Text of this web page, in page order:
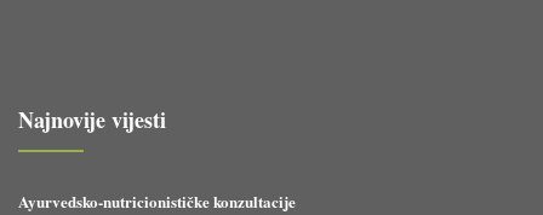
Najnovije vijesti
Ayurvedsko-nutricionističke konzultacije